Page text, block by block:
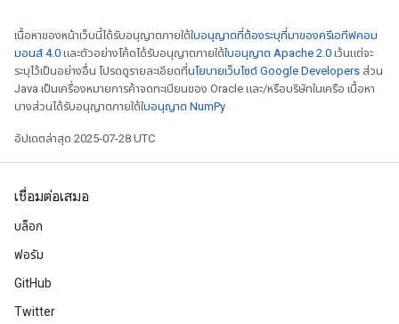
เนื้อหาของหน้าเว็บนี้ได้รับอนุญาตภายใต้ใบอนุญาตที่ต้องระบุที่มาของครีเอทีฟคอม
มอนส์ 4.0 และตัวอย่างโค้ดได้รับอนุญาตภายใต้ใบอนุญาต Apache 2.0 เว้นแต่จะ
ระบุไว้เป็นอย่างอื่น โปรดดูรายละเอียดที่นโยบายเว็บไซต์ Google Developers ส่วน
Java เป็นเครื่องหมายการค้าจดทะเบียนของ Oracle และ/หรือบริษัทในเครือ เนื้อหา
บางส่วนได้รับอนุญาตภายใต้ใบอนุญาต NumPy
อัปเดตล่าสุด 2025-07-28 UTC
เชื่อมต่อเสมอ
บล็อก
ฟอรัม
GitHub
Twitter